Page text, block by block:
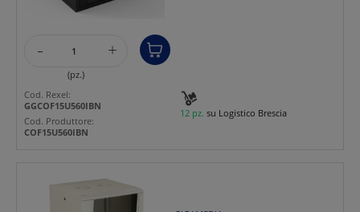
- +
(pz.)
12 pz. su Logistico Brescia
Cod. Rexel:
GGCOF15U560IBN
Cod. Produttore:
COF15U560IBN